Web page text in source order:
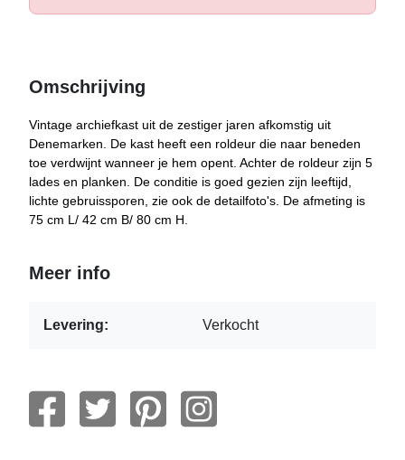
Omschrijving
Vintage archiefkast uit de zestiger jaren afkomstig uit
Denemarken. De kast heeft een roldeur die naar beneden
toe verdwijnt wanneer je hem opent. Achter de roldeur zijn 5
lades en planken. De conditie is goed gezien zijn leeftijd,
lichte gebruissporen, zie ook de detailfoto's. De afmeting is
75 cm L/ 42 cm B/ 80 cm H.
Meer info
Levering: Verkocht